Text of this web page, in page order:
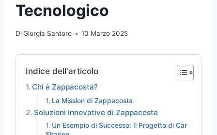
Tecnologico
DiGiorgia Santoro 10 Marzo 2025
Indice dell'articolo
Chi è Zappacosta?
La Mission di Zappacosta
Soluzioni Innovative di Zappacosta
Un Esempio di Successo: Il Progetto di Car